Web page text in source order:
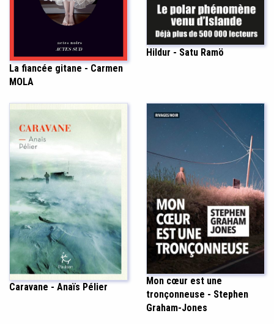
La fiancée gitane - Carmen
MOLA
Hildur - Satu Ramö
Caravane - Anaïs Pélier
Mon cœur est une
tronçonneuse - Stephen
Graham-Jones